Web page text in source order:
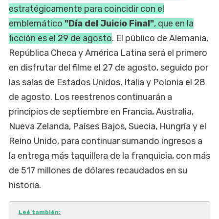
estratégicamente para coincidir con el
emblemático "Día del Juicio Final", que en la
ficción es el 29 de agosto. El público de Alemania,
República Checa y América Latina será el primero
en disfrutar del filme el 27 de agosto, seguido por
las salas de Estados Unidos, Italia y Polonia el 28
de agosto. Los reestrenos continuarán a
principios de septiembre en Francia, Australia,
Nueva Zelanda, Países Bajos, Suecia, Hungría y el
Reino Unido, para continuar sumando ingresos a
la entrega más taquillera de la franquicia, con más
de 517 millones de dólares recaudados en su
historia.
Leé también: